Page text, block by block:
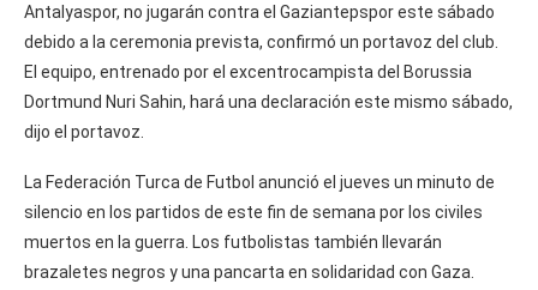
Antalyaspor, no jugarán contra el Gaziantepspor este sábado
debido a la ceremonia prevista, confirmó un portavoz del club.
El equipo, entrenado por el excentrocampista del Borussia
Dortmund Nuri Sahin, hará una declaración este mismo sábado,
dijo el portavoz.
La Federación Turca de Futbol anunció el jueves un minuto de
silencio en los partidos de este fin de semana por los civiles
muertos en la guerra. Los futbolistas también llevarán
brazaletes negros y una pancarta en solidaridad con Gaza.